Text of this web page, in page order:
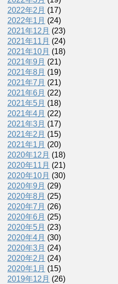
2022年2月 (17)
2022年1月 (24)
2021年12月 (23)
2021年11月 (24)
2021年10月 (18)
2021年9月 (21)
2021年8月 (19)
2021年7月 (21)
2021年6月 (22)
2021年5月 (18)
2021年4月 (22)
2021年3月 (17)
2021年2月 (15)
2021年1月 (20)
2020年12月 (18)
2020年11月 (21)
2020年10月 (30)
2020年9月 (29)
2020年8月 (25)
2020年7月 (26)
2020年6月 (25)
2020年5月 (23)
2020年4月 (30)
2020年3月 (24)
2020年2月 (24)
2020年1月 (15)
2019年12月 (26)